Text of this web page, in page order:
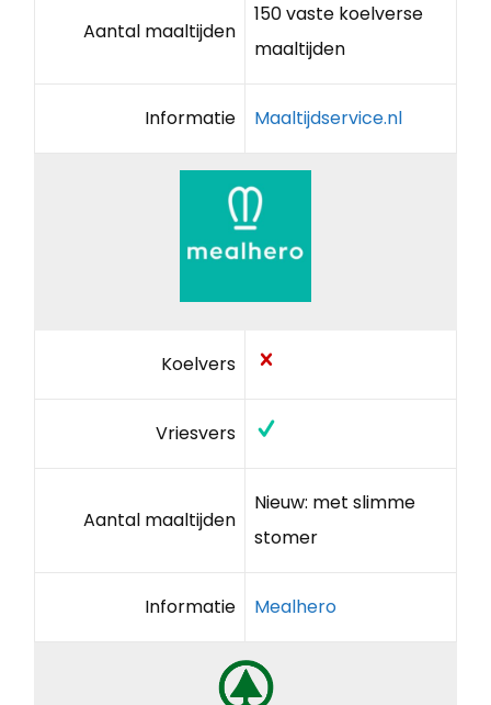
Aantal maaltijden
150 vaste koelverse
maaltijden
Informatie Maaltijdservice.nl
Koelvers
Vriesvers
Aantal maaltijden
Nieuw: met slimme
stomer
Informatie Mealhero